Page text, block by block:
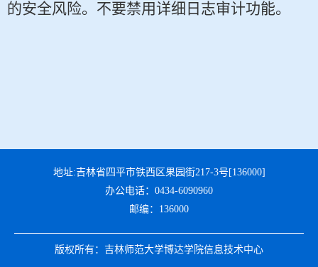
的安全风险。不要禁用详细日志审计功能。
地址:吉林省四平市铁西区果园街217-3号[136000]
办公电话：0434-6090960
邮编：136000
版权所有：吉林师范大学博达学院信息技术中心